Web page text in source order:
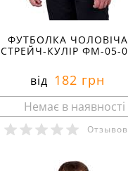
ФУТБОЛКА ЧОЛОВІЧА
СТРЕЙЧ-КУЛІР ФМ-05-
від 182 грн
Отзывов